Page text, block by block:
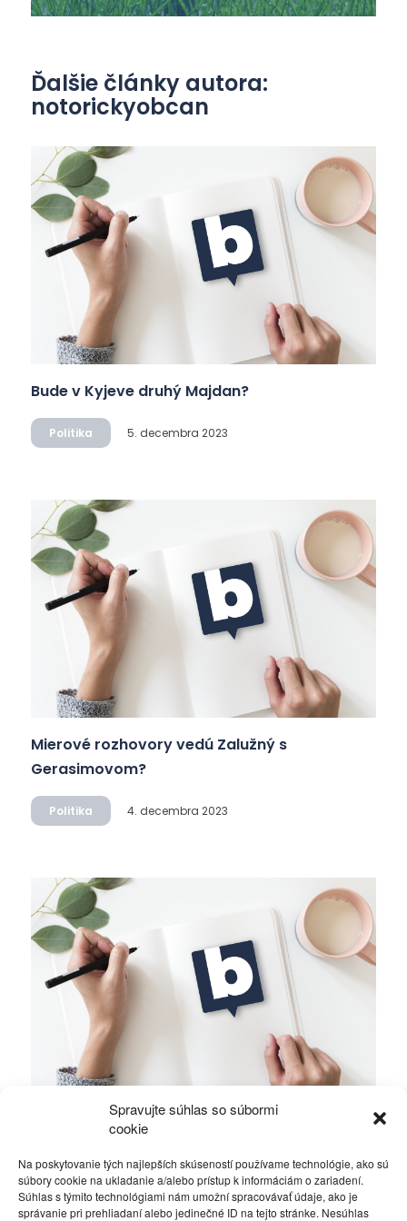
Spravujte súhlas so súbormi
cookie
Na poskytovanie tých najlepších skúseností používame technológie, ako sú
súbory cookie na ukladanie a/alebo prístup k informáciám o zariadení.
Súhlas s týmito technológiami nám umožní spracovávať údaje, ako je
správanie pri prehliadaní alebo jedinečné ID na tejto stránke. Nesúhlas
Ďalšie články autora:
notorickyobcan
Bude v Kyjeve druhý Majdan?
Politika 5. decembra 2023
Mierové rozhovory vedú Zalužný s
Gerasimovom?
Politika 4. decembra 2023
Ficova vláda a médiá…
Politika 4. decembra 2023